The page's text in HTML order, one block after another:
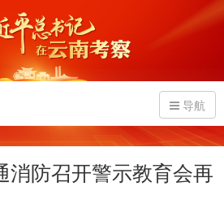
导航
消防召开警示教育会再